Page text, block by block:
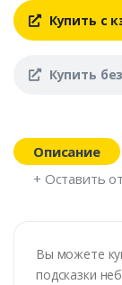
Купить с
Купить
Описание
+ Оставить
Вы можете
подсказки